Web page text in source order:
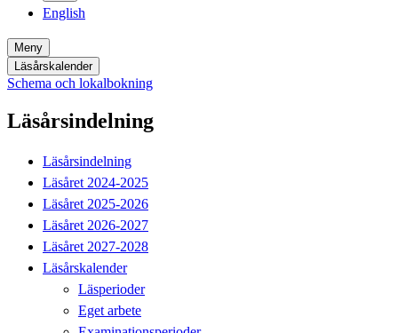
English
Meny
Läsårskalender
Schema och lokalbokning
Läsårsindelning
Läsårsindelning
Läsåret 2024-2025
Läsåret 2025-2026
Läsåret 2026-2027
Läsåret 2027-2028
Läsårskalender
Läsperioder
Eget arbete